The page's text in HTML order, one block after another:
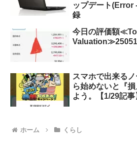
ップデート(Error
録
今日の評価額
スマホで出来る
ら始めないと『
よう。【1/29記
ホーム くらし